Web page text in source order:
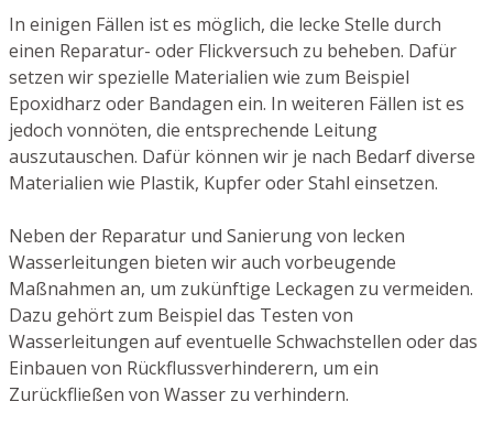
In einigen Fällen ist es möglich, die lecke Stelle durch
einen Reparatur- oder Flickversuch zu beheben. Dafür
setzen wir spezielle Materialien wie zum Beispiel
Epoxidharz oder Bandagen ein. In weiteren Fällen ist es
jedoch vonnöten, die entsprechende Leitung
auszutauschen. Dafür können wir je nach Bedarf diverse
Materialien wie Plastik, Kupfer oder Stahl einsetzen.
Neben der Reparatur und Sanierung von lecken
Wasserleitungen bieten wir auch vorbeugende
Maßnahmen an, um zukünftige Leckagen zu vermeiden.
Dazu gehört zum Beispiel das Testen von
Wasserleitungen auf eventuelle Schwachstellen oder das
Einbauen von Rückflussverhinderern, um ein
Zurückfließen von Wasser zu verhindern.